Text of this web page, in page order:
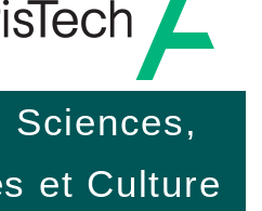
Sciences,
et Culture